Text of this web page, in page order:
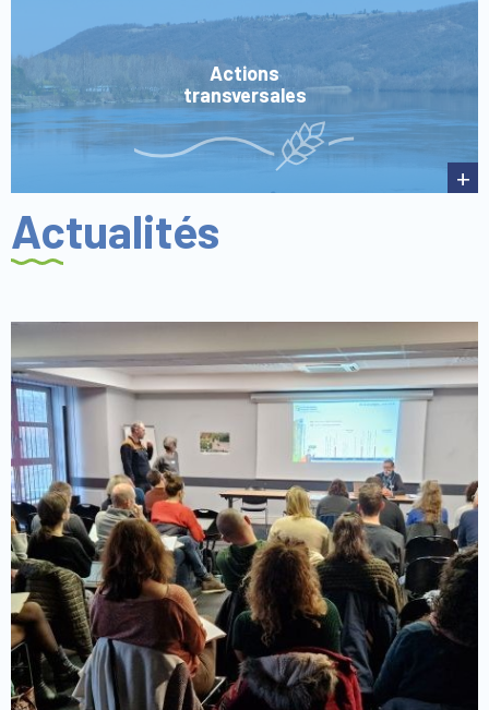
Actions
transversales
+
Actualités